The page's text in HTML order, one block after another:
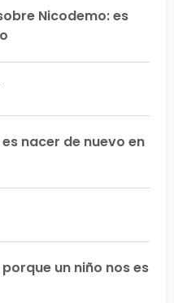
Nicodemo: es
nacer de nuevo en
un niño nos es